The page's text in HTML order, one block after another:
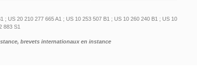
; US 20 210 277 665 A1 ; US 10 253 507 B1 ; US 10 260 240 B1 ; US 10
883 S1
brevets internationaux en instance